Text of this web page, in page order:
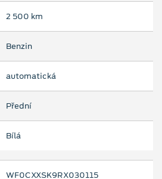
2 500 km
Benzin
automatická
Přední
Bílá
WF0CXXSK9RX030115